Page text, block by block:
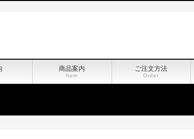
商品案内
Item
ご注文方法
Order